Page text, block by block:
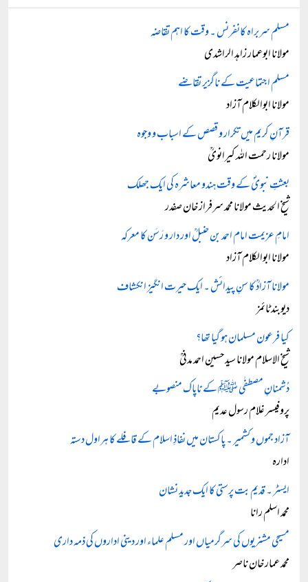
مسلم سربراہ کانفرنس ۔ وقت کا اہم تقاضہ
مولانا ابوعمار زاہد الراشدی
مسلم اجتماعیت کے ناگزیر تقاضے
مولانا ابوالکلام آزاد
قرآنِ کریم میں تکرار و قصص کے اسباب و وجوہ
مولانا رحمت اللہ کیرانویؒ
بعثتِ نبویؐ کے وقت ہندو معاشرہ کی ایک جھلک
شیخ الحدیث مولانا محمد سرفراز خان صفدر
امامِ عزیمت امام احمد بن حنبلؒ اور دار و رَسَن کا معرکہ
مولانا ابوالکلام آزاد
مولانا آزادؒ کا سنِ پیدائش ۔ ایک حیرت انگیز انکشاف
دیوبند ٹائمز
کیا فرعون مسلمان ہو گیا تھا؟
شیخ الاسلام مولانا سید حسین احمد مدنیؒ
دُشمنانِ مصطفٰی ﷺ کے ناپاک منصوبے
پروفیسر غلام رسول عدیم
آزاد جموں و کشمیر ۔ پاکستان میں نفاذِ اسلام کے قافلے کا ہراول دستہ
ادارہ
ایسٹر ۔ قدیم بت پرستی کا ایک جدید نشان
محمد اسلم رانا
مسیحی مشنریوں کی سرگرمیاں اور مسلم علماء اور دینی اداروں کی ذمہ داری
محمد عمار خان ناصر